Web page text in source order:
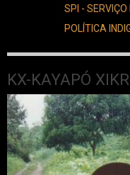
SPI -
POLÍTICA
KX-KAYAPÓ